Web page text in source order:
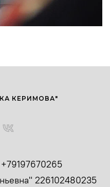
+79197670265
226102480235
КЕРИМОВА"